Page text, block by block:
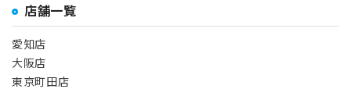
店舗一覧
愛知店
大阪店
東京町田店